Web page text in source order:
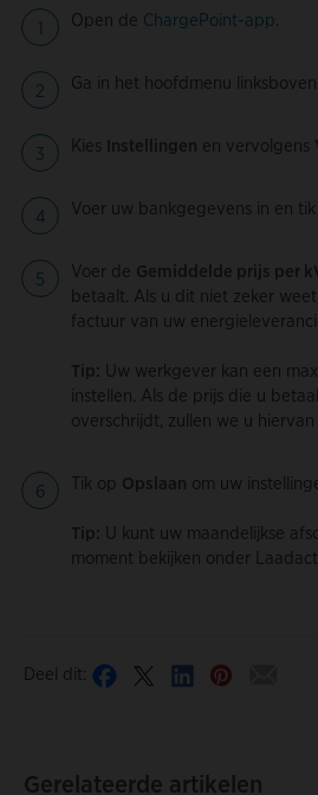
Open de ChargePoint-app.
Ga in het hoofdmenu
Kies Instellingen en vervolgens
Voer uw bankgegevens in en
Voer de Gemiddelde prijs per
betaalt. Als u dit niet zeker
factuur van uw
Tip: Uw werkgever kan een
instellen. Als de prijs die u
overschrijdt, zullen we u
Tik op Opslaan om uw
Tip: U kunt uw maandelijkse
moment bekijken onder
Deel dit:
Gerelateerde artikelen